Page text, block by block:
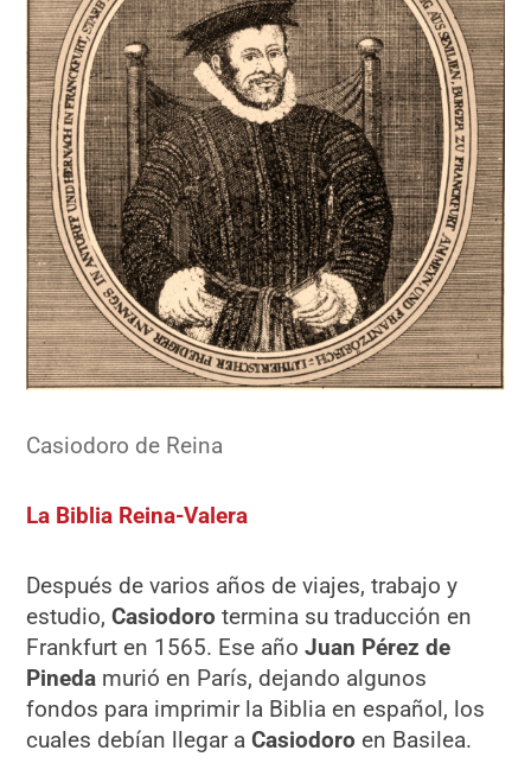
Casiodoro de Reina
La Biblia Reina-Valera
Después de varios años de viajes, trabajo y
estudio,Casiodorotermina su traducción en
Frankfurt en 1565. Ese añoJuan Pérez de
Pineda murió en París, dejando algunos
fondos para imprimir la Biblia en español, los
cuales debían llegar aCasiodoro en Basilea.